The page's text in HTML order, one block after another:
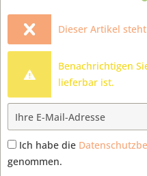
Dieser Artikel
Benachrichtigen
lieferbar ist.
Ich habe die
genommen.